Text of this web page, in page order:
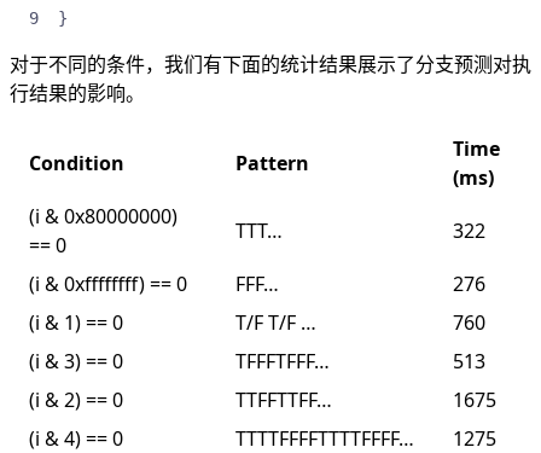
}
对于不同的条件，我们有下面的统计结果展示了分支预测对执
行结果的影响。
Condition Pattern
Time
(ms)
(i & 0x80000000)
== 0
TTT…
322
(i & 0xffffffff) == 0
FFF…
276
(i & 1) == 0
T/F T/F …
760
(i & 3) == 0
TFFFTFFF…
513
(i & 2) == 0
TTFFTTFF…
1675
(i & 4) == 0
TTTTFFFFTTTTFFFF…
1275